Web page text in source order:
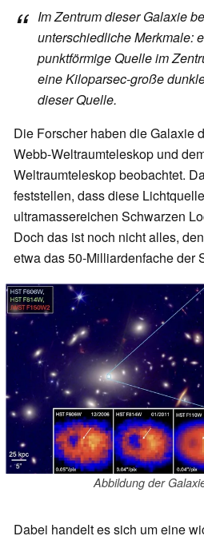
Im Zentrum dieser Galaxie
unterschiedliche Merkmale:
punktförmige Quelle im
eine Kiloparsec-große
dieser Quelle.
Die Forscher haben die Galaxie
Webb-Weltraumteleskop und
Weltraumteleskop beobachtet.
feststellen, dass diese
ultramassereichen Schwarzen
Doch das ist noch nicht alles,
etwa das 50-Milliardenfache der
Abbildung der
Dabei handelt es sich um eine